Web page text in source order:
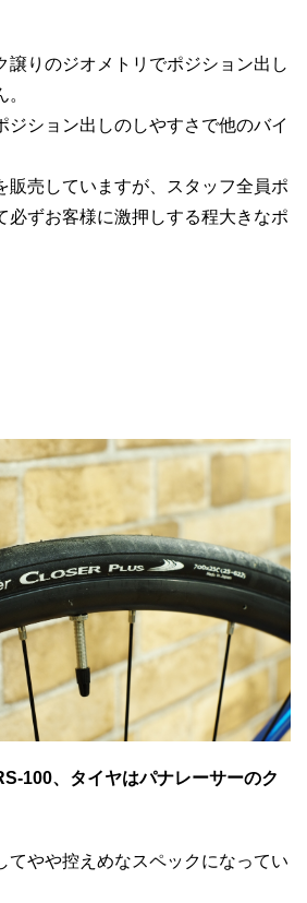
譲りのジオメトリでポジション出し
ジション出しのしやすさで他のバイ
販売していますが、スタッフ全員ポ
必ずお客様に激押しする程大きなポ
100、タイヤはパナレーサーのク
てやや控えめなスペックになってい